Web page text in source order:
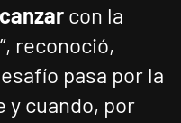
con la
reconoció,
pasa por la
y cuando, por